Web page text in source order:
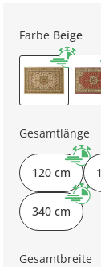
Farbe Beige
Gesamtlänge
120 cm
340 cm
Gesamtbreite